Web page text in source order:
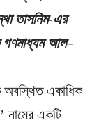
তাসনিম-এর
গণমাধ্যম আল–
অবস্থিত একাধিক
নামের একটি